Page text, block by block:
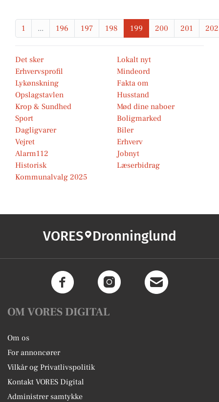
1 ... 196 197 198 199 200 201 202
Det sker
Lokalt nyt
Erhvervsprofil
Mindeord
Lykønskning
Fakta om
Opslagstavlen
Husstand
Krop & Sundhed
Mød dine naboer
Sport
Boligmarked
Dagligvarer
Biler
Vejret
Erhverv
Alarm112
Jobnyt
Historisk
Læserbidrag
Kommunalvalg 2025
VORES Dronninglund
OM VORES DIGITAL
Om os
For annoncører
Vilkår og Privatlivspolitik
Kontakt VORES Digital
Administrer samtykke